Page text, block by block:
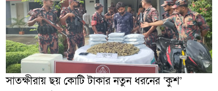
সাতক্ষীরায় ছয় কোটি টাকার নতুন ধরনের ‘কুশ’